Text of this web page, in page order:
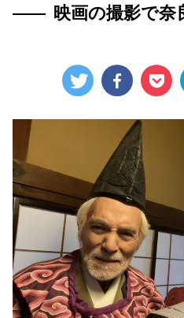
映画の撮影で奈